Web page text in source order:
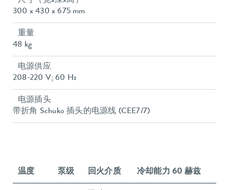
300 x 430 x 675 mm
重量
48 kg
电源供应
208-220 V; 60 Hz
电源插头
带折角 Schuko 插头的电源线 (CEE7/7)
温度 泵级 回火介质 冷却能力 60 赫兹